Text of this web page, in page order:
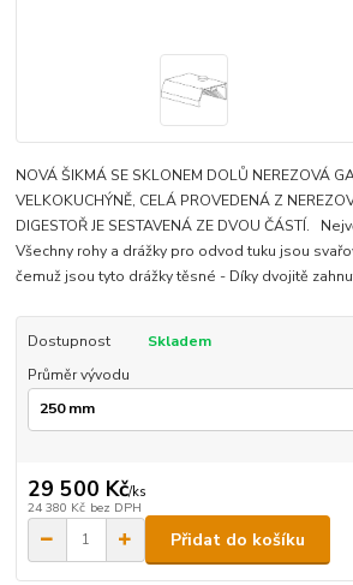
NOVÁ ŠIKMÁ SE SKLONEM DOLŮ NEREZOVÁ
VELKOKUCHÝNĚ, CELÁ PROVEDENÁ Z
DIGESTOŘ JE SESTAVENÁ ZE DVOU ČÁSTÍ.
Všechny rohy a drážky pro odvod tuku jsou
čemuž jsou tyto drážky těsné - Díky dvojitě
Dostupnost
Skladem
Průměr vývodu
29 500 Kč/ks
24 380 Kč bez DPH
Přidat do košíku